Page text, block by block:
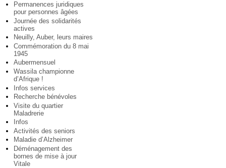
Permanences juridiques
pour personnes âgées
Journée des solidarités
actives
Neuilly, Auber, leurs maires
Commémoration du 8 mai
1945
Aubermensuel
Wassila championne
d’Afrique !
Infos services
Recherche bénévoles
Visite du quartier
Maladrerie
Infos
Activités des seniors
Maladie d’Alzheimer
Déménagement des
bornes de mise à jour
Vitale